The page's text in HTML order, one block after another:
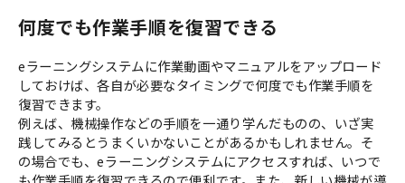
何度でも作業手順を復習できる
eラーニングシステムに作業動画やマニュアルをアップロード
しておけば、各自が必要なタイミングで何度でも作業手順を
復習できます。
例えば、機械操作などの手順を一通り学んだものの、いざ実
践してみるとうまくいかないことがあるかもしれません。そ
の場合でも、eラーニングシステムにアクセスすれば、いつで